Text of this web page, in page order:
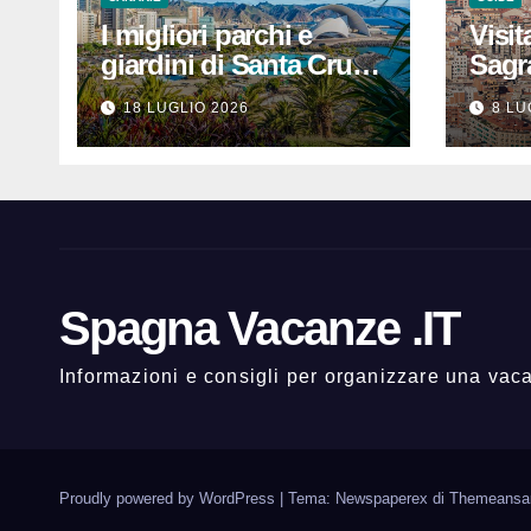
I migliori parchi e
giardini di Santa Cruz
de Tenerife: dove
rilassarsi
18 LUGLIO 2026
che
8
Spagna Vacanze .IT
Informazioni e consigli per organizzare una
Proudly powered by WordPress Tema: Newspaperex di